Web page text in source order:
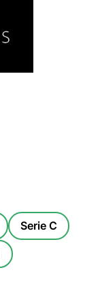
Serie C